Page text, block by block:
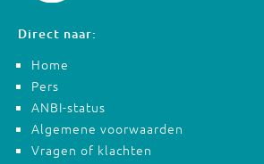
Direct naar:
Home
Pers
ANBI-status
Algemene voorwaarden
Vragen of klachten